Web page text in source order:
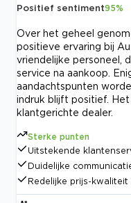
Positief sentiment95%
Over het geheel
positieve ervaring bij
vriendelijke personeel,
service na aankoop.
aandachtspunten
indruk blijft positief.
klantgerichte dealer.
Sterke punten
Uitstekende
Duidelijke
Redelijke prijs-